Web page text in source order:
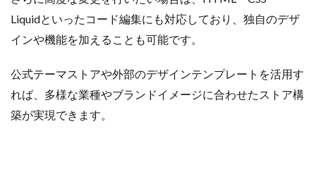
Liquidといったコード編集にも対応しており、独自のデザ
インや機能を加えることも可能です。
公式テーマストアや外部のデザインテンプレートを活用す
れば、多様な業種やブランドイメージに合わせたストア構
築が実現できます。